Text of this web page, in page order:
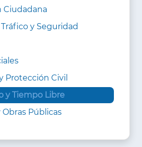
Ciudadana
Tráfico y Seguridad
Protección Civil
y Tiempo Libre
Públicas